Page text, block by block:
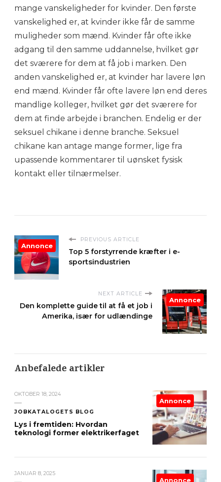
mange vanskeligheder for kvinder. Den første
vanskelighed er, at kvinder ikke får de samme
muligheder som mænd. Kvinder får ofte ikke
adgang til den samme uddannelse, hvilket gør
det sværere for dem at få job i marken. Den
anden vanskelighed er, at kvinder har lavere løn
end mænd. Kvinder får ofte lavere løn end deres
mandlige kolleger, hvilket gør det sværere for
dem at finde arbejde i branchen. Endelig er der
seksuel chikane i denne branche. Seksuel
chikane kan antage mange former, lige fra
upassende kommentarer til uønsket fysisk
kontakt eller tilnærmelser.
PREVIOUS ARTICLE
Top 5 forstyrrende kræfter i e-
sportsindustrien
Annonce
NEXT ARTICLE
Den komplette guide til at få et job i
Amerika, især for udlændinge
Annonce
Anbefalede artikler
OKTOBER 18, 2024
JOBKATALOGETS BLOG
Lys i fremtiden: Hvordan
teknologi former elektrikerfaget
Annonce
JANUAR 8, 2025
Annonce